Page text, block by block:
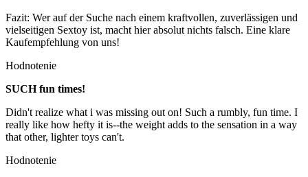
Fazit: Wer auf der Suche nach einem kraftvollen, zuverlässigen und
vielseitigen Sextoy ist, macht hier absolut nichts falsch. Eine klare
Kaufempfehlung von uns!
Hodnotenie
SUCH fun times!
Didn't realize what i was missing out on! Such a rumbly, fun time. I
really like how hefty it is--the weight adds to the sensation in a way
that other, lighter toys can't.
Hodnotenie